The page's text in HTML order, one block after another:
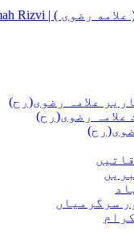
علامہ رضوی(رح)
رضوی(رح)
سرگرمیاں